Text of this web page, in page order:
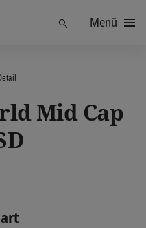
FindenMenü
Mid Cap